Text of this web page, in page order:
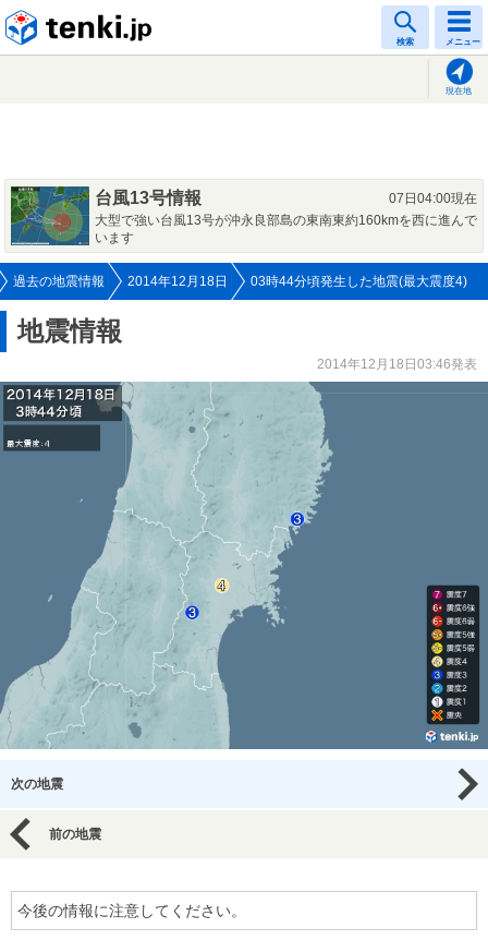
検索 メニュー
現在地
台風13号情報
07日04:00現在
大型で強い台風13号が沖永良部島の東南東約160kmを西に進んで
います
過去の地震情報 2014年12月18日 03時44分頃発生した地震(最大震度4)
地震情報
2014年12月18日03:46発表
次の地震
前の地震
今後の情報に注意してください。